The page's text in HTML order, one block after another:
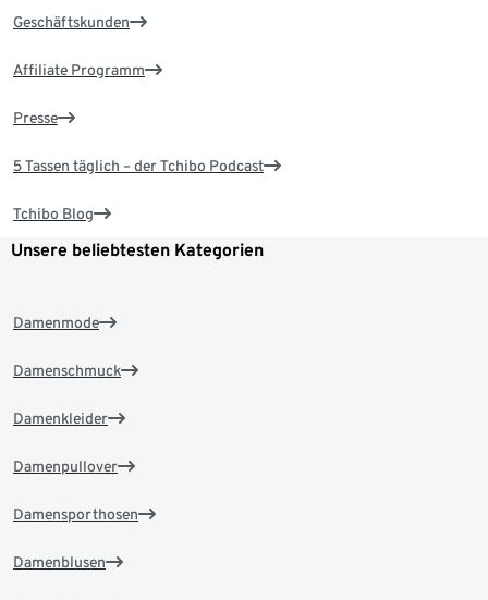
Geschäftskunden
Affiliate Programm
Presse
5 Tassen täglich – der Tchibo Podcast
Tchibo Blog
Unsere beliebtesten Kategorien
Damenmode
Damenschmuck
Damenkleider
Damenpullover
Damensporthosen
Damenblusen